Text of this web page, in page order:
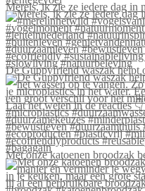
Merels, ik zie ze iedere dag in
De Guppyfriend waszak helpt
Met onze katoenen broodzak